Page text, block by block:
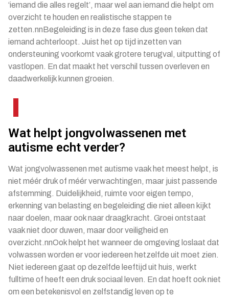
‘iemand die alles regelt’, maar wel aan iemand die helpt om
overzicht te houden en realistische stappen te
zetten.nnBegeleiding is in deze fase dus geen teken dat
iemand achterloopt. Juist het op tijd inzetten van
ondersteuning voorkomt vaak grotere terugval, uitputting of
vastlopen. En dat maakt het verschil tussen overleven en
daadwerkelijk kunnen groeien.
Wat helpt jongvolwassenen met
autisme echt verder?
Wat jongvolwassenen met autisme vaak het meest helpt, is
niet méér druk of méér verwachtingen, maar juist passende
afstemming. Duidelijkheid, ruimte voor eigen tempo,
erkenning van belasting en begeleiding die niet alleen kijkt
naar doelen, maar ook naar draagkracht. Groei ontstaat
vaak niet door duwen, maar door veiligheid en
overzicht.nnOok helpt het wanneer de omgeving loslaat dat
volwassen worden er voor iedereen hetzelfde uit moet zien.
Niet iedereen gaat op dezelfde leeftijd uit huis, werkt
fulltime of heeft een druk sociaal leven. En dat hoeft ook niet
om een betekenisvol en zelfstandig leven op te